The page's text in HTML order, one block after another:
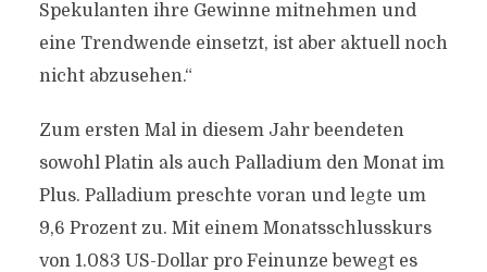
Spekulanten ihre Gewinne mitnehmen und
eine Trendwende einsetzt, ist aber aktuell noch
nicht abzusehen.“
Zum ersten Mal in diesem Jahr beendeten
sowohl Platin als auch Palladium den Monat im
Plus. Palladium preschte voran und legte um
9,6 Prozent zu. Mit einem Monatsschlusskurs
von 1.083 US-Dollar pro Feinunze bewegt es